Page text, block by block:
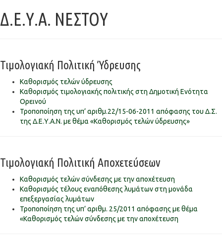
Δ.Ε.Υ.Α. ΝΕΣΤΟΥ
Τιμολογιακή Πολιτική Ύδρευσης
Καθορισμός τελών ύδρευσης
Καθορισμός τιμολογιακής πολιτικής στη Δημοτική Ενότητα
Ορεινού
Τροποποίηση της υπ’ αριθμ.22/15-06-2011 απόφασης του Δ.Σ.
της Δ.Ε.Υ.Α.Ν. με θέμα «Καθορισμός τελών ύδρευσης»
Τιμολογιακή Πολιτική Αποχετεύσεων
Καθορισμός τελών σύνδεσης με την αποχέτευση
Καθορισμός τέλους εναπόθεσης λυμάτων στη μονάδα
επεξεργασίας λυμάτων
Τροποποίηση της υπ’ αριθμ. 25/2011 απόφασης με θέμα
«Καθορισμός τελών σύνδεσης με την αποχέτευση